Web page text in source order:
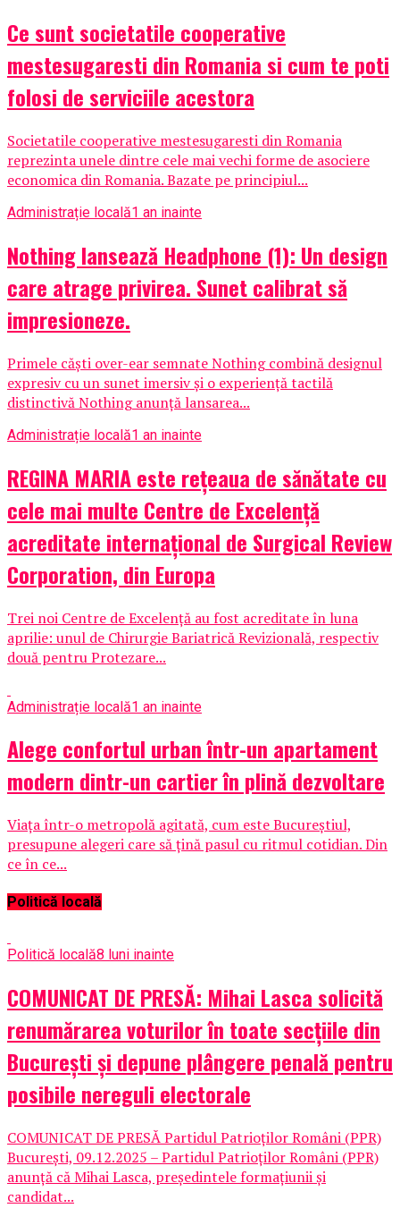
Ce sunt societatile cooperative
mestesugaresti din Romania si cum te poti
folosi de serviciile acestora
Societatile cooperative mestesugaresti din Romania
reprezinta unele dintre cele mai vechi forme de asociere
economica din Romania. Bazate pe principiul...
Administrație locală1 an inainte
Nothing lansează Headphone (1): Un design
care atrage privirea. Sunet calibrat să
impresioneze.
Primele căști over-ear semnate Nothing combină designul
expresiv cu un sunet imersiv și o experiență tactilă
distinctivă Nothing anunță lansarea...
Administrație locală1 an inainte
REGINA MARIA este rețeaua de sănătate cu
cele mai multe Centre de Excelență
acreditate internațional de Surgical Review
Corporation, din Europa
Trei noi Centre de Excelență au fost acreditate în luna
aprilie: unul de Chirurgie Bariatrică Revizională, respectiv
două pentru Protezare...
Administrație locală1 an inainte
Alege confortul urban într-un apartament
modern dintr-un cartier în plină dezvoltare
Viața într-o metropolă agitată, cum este Bucureștiul,
presupune alegeri care să țină pasul cu ritmul cotidian. Din
ce în ce...
Politică locală
Politică locală8 luni inainte
COMUNICAT DE PRESĂ: Mihai Lasca solicită
renumărarea voturilor în toate secțiile din
București și depune plângere penală pentru
posibile nereguli electorale
COMUNICAT DE PRESĂ Partidul Patrioților Români (PPR)
București, 09.12.2025 – Partidul Patrioților Români (PPR)
anunță că Mihai Lasca, președintele formațiunii și
candidat...